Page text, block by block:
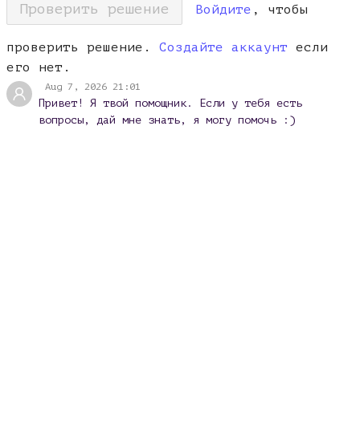
Проверить решение Войдите , чтобы
проверить решение. Создайте аккаунт если
его нет.
Aug 7, 2026 21:01
Привет! Я твой помощник. Если у тебя есть
вопросы, дай мне знать, я могу помочь :)